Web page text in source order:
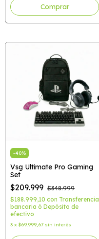
-40%
Vsg Ultimate Pro Gaming
Set
$209.999 $348.999
$188.999,10 con Transferencia
bancaria ó Depósito de
efectivo
3 x $69.999,67 sin interés